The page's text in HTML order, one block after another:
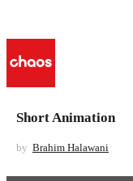
Short Animation
by Brahim Halawani